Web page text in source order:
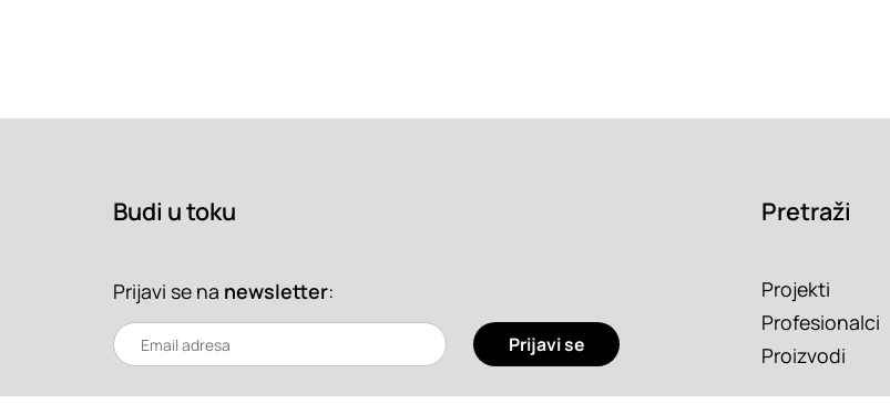
Budi u toku
Prijavi se na newsletter:
Prijavi se
Pretraži
Projekti
Profesionalci
Proizvodi